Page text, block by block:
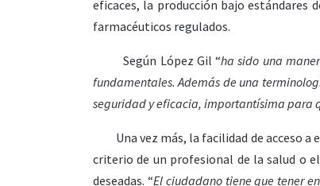
eficaces, la producción bajo estándares
farmacéuticos regulados.
Según López Gil “ha sido una
fundamentales. Además de una
seguridad y eficacia, importantísima para
Una vez más, la facilidad de acceso a
criterio de un profesional de la salud o
deseadas. “El ciudadano tiene que tener